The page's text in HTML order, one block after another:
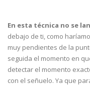
En esta técnica no se
debajo de ti, como
muy pendientes de la
seguida el momento en
detectar el momento
con el señuelo. Ya que